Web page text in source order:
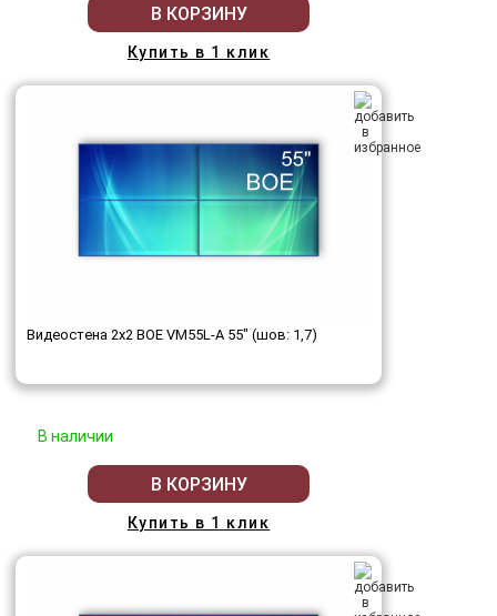
В КОРЗИНУ
Купить в 1 клик
Видеостена 2x2 BOE VM55L-A 55" (шов: 1,7)
В наличии
В КОРЗИНУ
Купить в 1 клик